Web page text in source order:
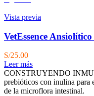
Vista previa
VetEssence
S/25.00
Leer más
CONSTRUYENDO
prebióticos con inulina para
de la microflora intestinal.